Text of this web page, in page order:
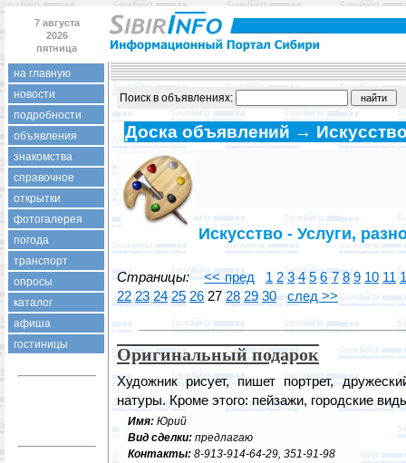
7 августа
2026
пятница
на главную
новости
подробности
объявления
знакомства
справочное
открытки
фотогалерея
погода
транспорт
опросы
каталог
афиша
гостиницы
Поиск в объявлениях:
Доска объявлений →
Искусство - Услуги,
Страницы: << пред 1 2 3 4 5 6 7 8 9 10 11
22 23 24 25 26 27 28 29 30 след >>
Оригинальный подарок
Художник рисует, пишет портрет,
натуры. Кроме этого: пейзажи, городские
Имя: Юрий
Вид сделки: предлагаю
Контакты: 8-913-914-64-29, 351-91-98